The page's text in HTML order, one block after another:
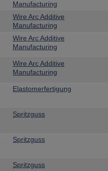
Manufacturing
Wire Arc Additive
Manufacturing
Wire Arc Additive
Manufacturing
Wire Arc Additive
Manufacturing
Elastomerfertigung
Spritzguss
Spritzguss
Spritzguss